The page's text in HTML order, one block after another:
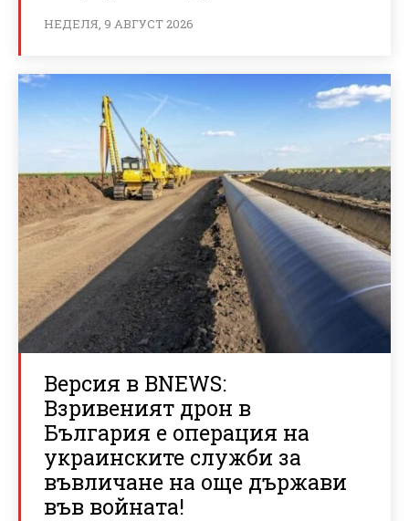
НЕДЕЛЯ, 9 АВГУСТ 2026
Версия в BNEWS:
Взривеният дрон в
България е операция на
украинските служби за
въвличане на още държави
във войната!